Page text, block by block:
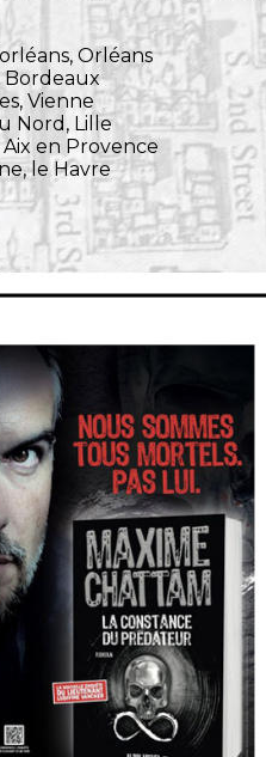
Orléans
Bordeaux
Vienne
Nord, Lille
en Provence
le Havre